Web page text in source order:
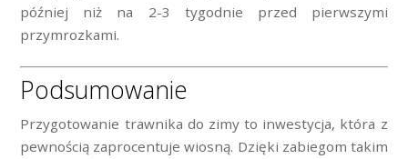
później niż na 2-3 tygodnie przed pierwszymi
przymrozkami.
Podsumowanie
Przygotowanie trawnika do zimy to inwestycja, która z
pewnością zaprocentuje wiosną. Dzięki zabiegom takim